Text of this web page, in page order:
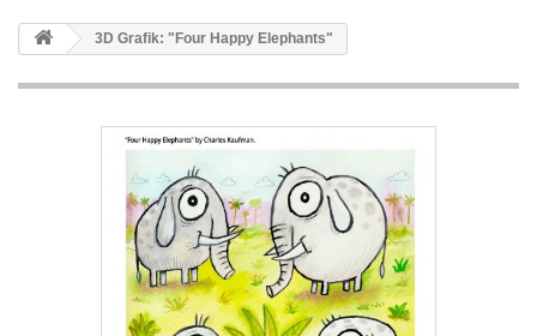
3D Grafik: "Four Happy Elephants"